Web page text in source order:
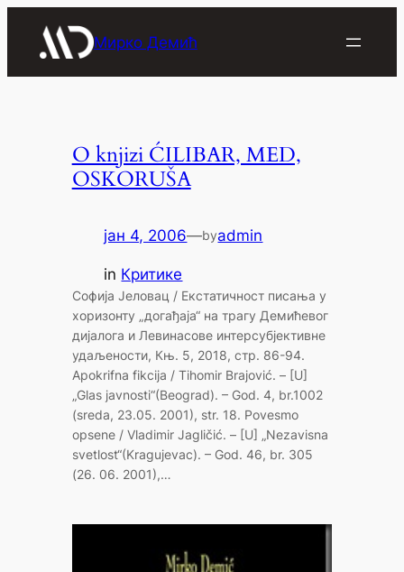
Мирко Демић
O knjizi ĆILIBAR, MED,
OSKORUŠA
јан 4, 2006—byadmin
in Критике
Софија Јеловац / Екстатичност писања у
хоризонту „догађаја“ на трагу Демићевог
дијалога и Левинасове интерсубјективне
удаљености, Књ. 5, 2018, стр. 86-94.
Apokrifna fikcija / Tihomir Brajović. – [U]
„Glas javnosti“(Beograd). – God. 4, br.1002
(sreda, 23.05. 2001), str. 18. Povesmo
opsene / Vladimir Jagličić. – [U] „Nezavisna
svetlost“(Kragujevac). – God. 46, br. 305
(26. 06. 2001),…